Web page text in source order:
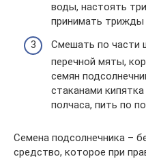
воды, настоять
принимать
Смешать по части
перечной мяты,
семян
стаканами
полчаса, пить по
Семена подсолнечника –
средство, которое при